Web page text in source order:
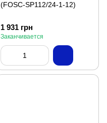
(FOSC-SP112/24-1-12)
1 931 грн
Заканчивается